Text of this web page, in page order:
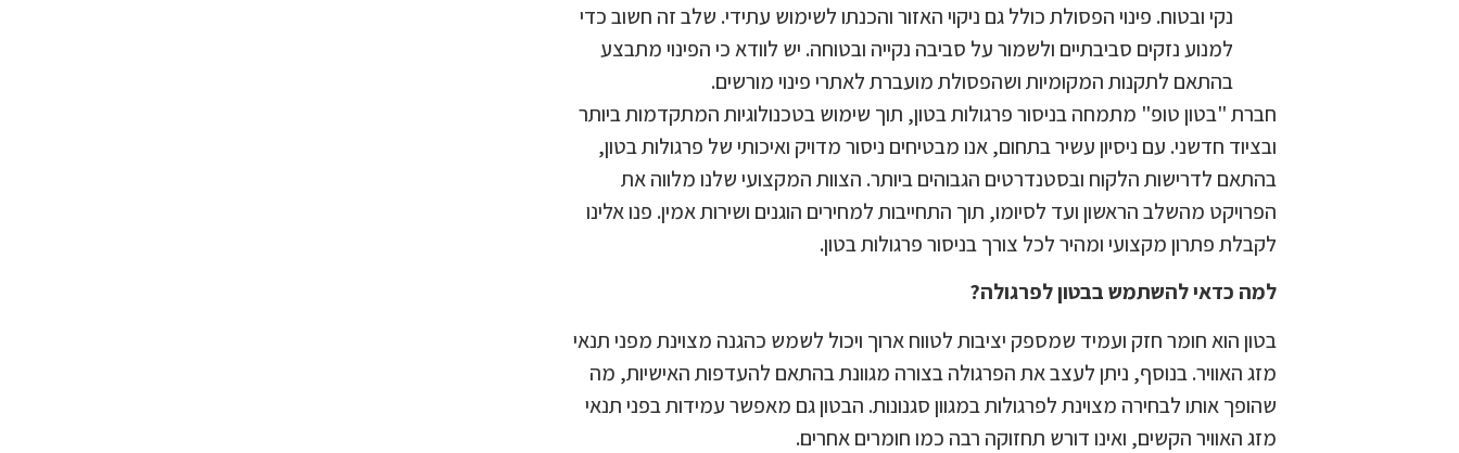
נקי ובטוח. פינוי הפסולת כולל גם ניקוי האזור והכנתו לשימוש עתידי. שלב זה חשוב כדי
למנוע נזקים סביבתיים ולשמור על סביבה נקייה ובטוחה. יש לוודא כי הפינוי מתבצע
בהתאם לתקנות המקומיות ושהפסולת מועברת לאתרי פינוי מורשים.
חברת "בטון טופ" מתמחה בניסור פרגולות בטון, תוך שימוש בטכנולוגיות המתקדמות ביותר
ובציוד חדשני. עם ניסיון עשיר בתחום, אנו מבטיחים ניסור מדויק ואיכותי של פרגולות בטון,
בהתאם לדרישות הלקוח ובסטנדרטים הגבוהים ביותר. הצוות המקצועי שלנו מלווה את
הפרויקט מהשלב הראשון ועד לסיומו, תוך התחייבות למחירים הוגנים ושירות אמין. פנו אלינו
לקבלת פתרון מקצועי ומהיר לכל צורך בניסור פרגולות בטון.
למה כדאי להשתמש בבטון לפרגולה?
בטון הוא חומר חזק ועמיד שמספק יציבות לטווח ארוך ויכול לשמש כהגנה מצוינת מפני תנאי
מזג האוויר. בנוסף, ניתן לעצב את הפרגולה בצורה מגוונת בהתאם להעדפות האישיות, מה
שהופך אותו לבחירה מצוינת לפרגולות במגוון סגנונות. הבטון גם מאפשר עמידות בפני תנאי
מזג האוויר הקשים, ואינו דורש תחזוקה רבה כמו חומרים אחרים.